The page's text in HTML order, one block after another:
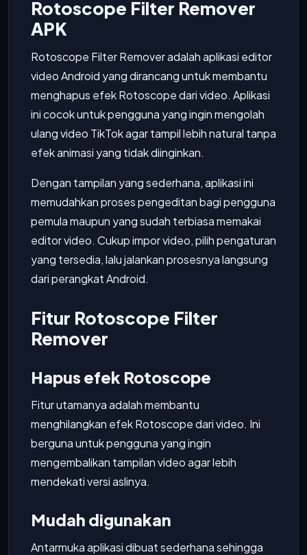
Rotoscope Filter Remover
APK
Rotoscope Filter Remover adalah aplikasi editor
video Android yang dirancang untuk membantu
menghapus efek Rotoscope dari video. Aplikasi
ini cocok untuk pengguna yang ingin mengolah
ulang video TikTok agar tampil lebih natural tanpa
efek animasi yang tidak diinginkan.
Dengan tampilan yang sederhana, aplikasi ini
memudahkan proses pengeditan bagi pengguna
pemula maupun yang sudah terbiasa memakai
editor video. Cukup impor video, pilih pengaturan
yang tersedia, lalu jalankan prosesnya langsung
dari perangkat Android.
Fitur Rotoscope Filter
Remover
Hapus efek Rotoscope
Fitur utamanya adalah membantu
menghilangkan efek Rotoscope dari video. Ini
berguna untuk pengguna yang ingin
mengembalikan tampilan video agar lebih
mendekati versi aslinya.
Mudah digunakan
Antarmuka aplikasi dibuat sederhana sehingga